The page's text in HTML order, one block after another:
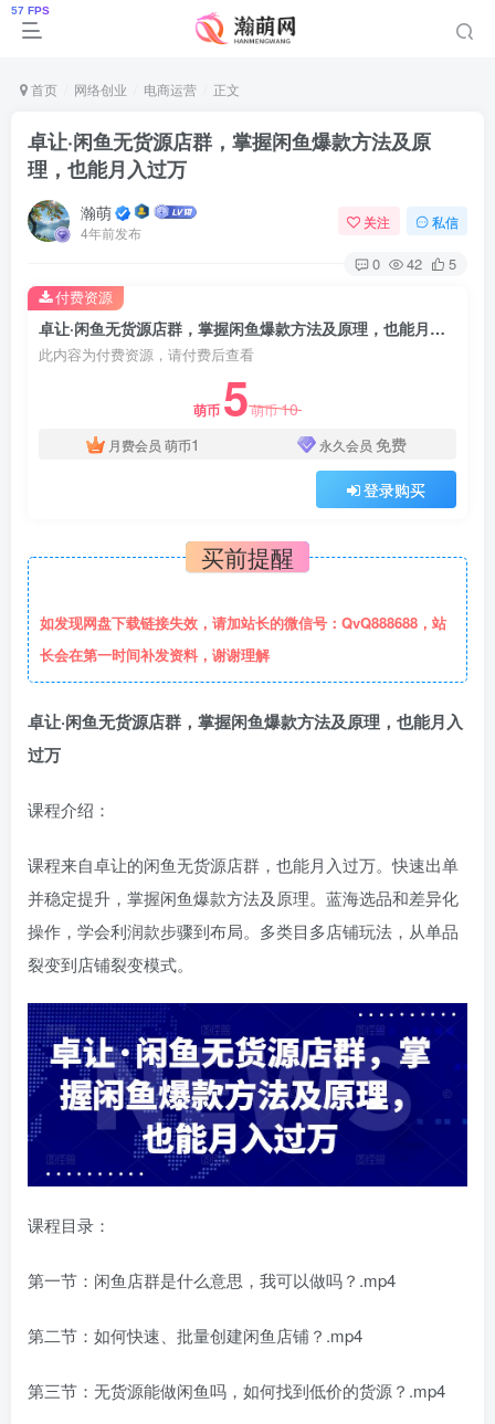
首页 网络创业 电商运营 正文
卓让·闲鱼无货源店群，掌握闲鱼爆款方法及原
理，也能月入过万
瀚萌
4年前发布
关注 私信
0 42 5
卓让·闲鱼无货源店群，掌握闲鱼爆款方法及原理，也能月入过万
此内容为付费资源，请付费后查看
萌币 5萌币10
月费会员 萌币1 永久会员 免费
登录购买
付费资源
买前提醒
如发现网盘下载链接失效，请加站长的微信号：QvQ888688，站
长会在第一时间补发资料，谢谢理解
卓让·闲鱼无货源店群，掌握闲鱼爆款方法及原理，也能月入
过万
课程介绍：
课程来自卓让的闲鱼无货源店群，也能月入过万。快速出单
并稳定提升，掌握闲鱼爆款方法及原理。蓝海选品和差异化
操作，学会利润款步骤到布局。多类目多店铺玩法，从单品
裂变到店铺裂变模式。
课程目录：
第一节：闲鱼店群是什么意思，我可以做吗？.mp4
第二节：如何快速、批量创建闲鱼店铺？.mp4
第三节：无货源能做闲鱼吗，如何找到低价的货源？.mp4